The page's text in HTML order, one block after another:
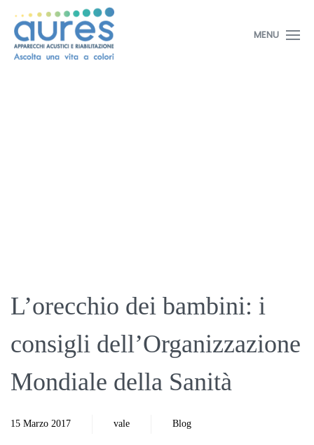
MENU
L’orecchio dei bambini: i
consigli dell’Organizzazione
Mondiale della Sanità
15 Marzo 2017 vale Blog